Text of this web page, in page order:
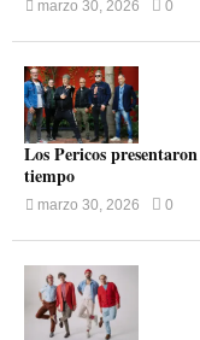
marzo 30, 2026 0
Los Pericos
tiempo
marzo 30, 2026 0